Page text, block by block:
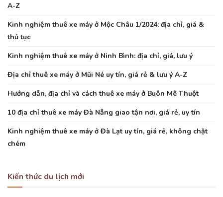
A-Z
Kinh nghiệm thuê xe máy ở Mộc Châu 1/2024: địa chỉ, giá &
thủ tục
Kinh nghiệm thuê xe máy ở Ninh Bình: địa chỉ, giá, lưu ý
Địa chỉ thuê xe máy ở Mũi Né uy tín, giá rẻ & lưu ý A-Z
Hướng dẫn, địa chỉ và cách thuê xe máy ở Buôn Mê Thuột
10 địa chỉ thuê xe máy Đà Nẵng giao tận nơi, giá rẻ, uy tín
Kinh nghiệm thuê xe máy ở Đà Lạt uy tín, giá rẻ, không chặt
chém
Kiến thức du lịch mới